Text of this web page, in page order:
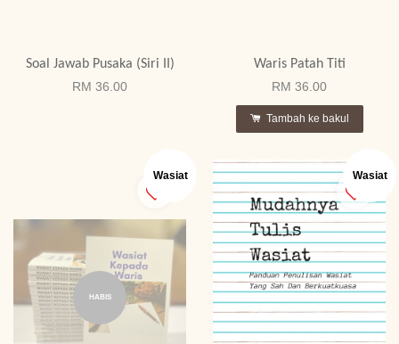
Soal Jawab Pusaka (Siri II)
RM 36.00
Waris Patah Titi
RM 36.00
Tambah ke bakul
HABIS
Wasiat Wasiat